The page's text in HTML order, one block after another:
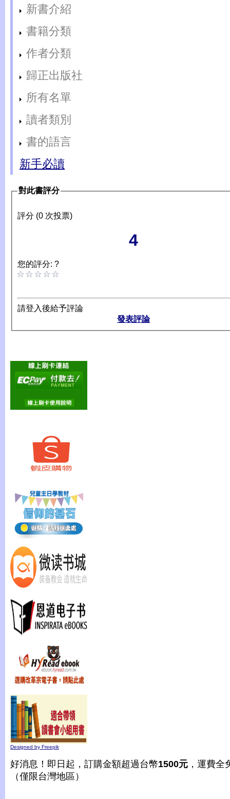
新書介紹
書籍分類
作者分類
歸正出版社
所有名單
讀者類別
書的語言
新手必讀
對此書評分
評分 (0 次投票)
4
您的評分: ?
請登入後給予評論
發表評論
Designed by Freepik
好消息！即日起，訂購金額超過台幣1500元 ，運費全
（僅限台灣地區）